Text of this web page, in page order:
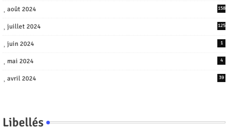
août 2024 158
juillet 2024 125
juin 2024 1
mai 2024 4
avril 2024 39
Libellés